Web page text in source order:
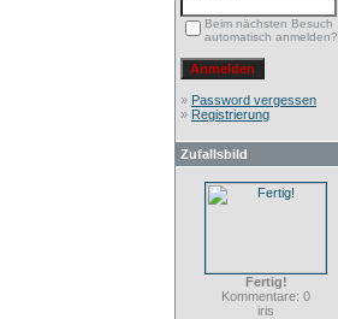
Beim nächsten Besuch
automatisch anmelden?
» Password vergessen
» Registrierung
Zufallsbild
Fertig!
Kommentare: 0
iris